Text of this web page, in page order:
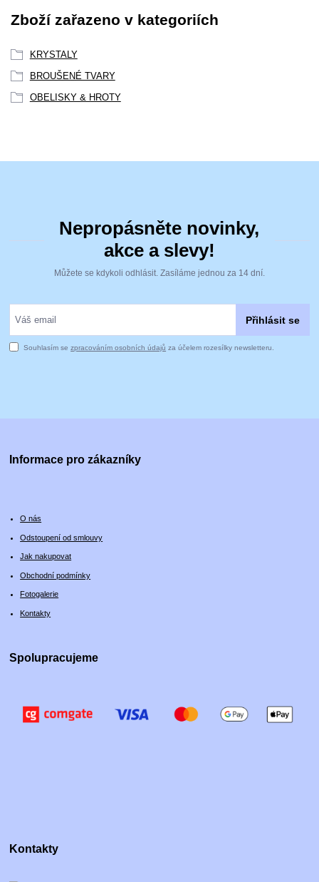
Zboží zařazeno v kategoriích
KRYSTALY
BROUŠENÉ TVARY
OBELISKY & HROTY
Nepropásněte novinky,
akce a slevy!
Můžete se kdykoli odhlásit. Zasíláme jednou za 14 dní.
Přihlásit se
Souhlasím sezpracováním osobních údajů za účelem rozesílky newsletteru.
Informace pro zákazníky
O nás
Odstoupení od smlouvy
Jak nakupovat
Obchodní podmínky
Fotogalerie
Kontakty
Spolupracujeme
Kontakty